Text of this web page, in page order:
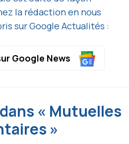
la rédaction en nous
sur Google Actualités :
Google News
« Mutuelles
»